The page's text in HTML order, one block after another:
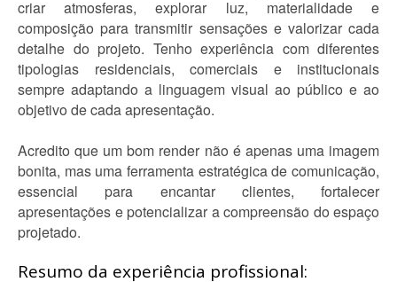
criar atmosferas, explorar luz, materialidade e
composição para transmitir sensações e valorizar cada
detalhe do projeto. Tenho experiência com diferentes
tipologias residenciais, comerciais e institucionais
sempre adaptando a linguagem visual ao público e ao
objetivo de cada apresentação.
Acredito que um bom render não é apenas uma imagem
bonita, mas uma ferramenta estratégica de comunicação,
essencial para encantar clientes, fortalecer
apresentações e potencializar a compreensão do espaço
projetado.
Resumo da experiência profissional: